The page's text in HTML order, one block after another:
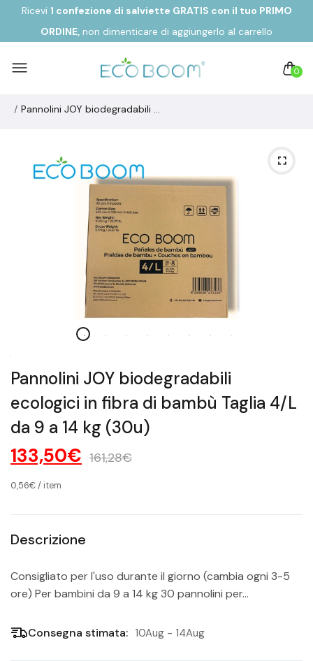
Ricevi 1 confezione di salviette GRATIS con il tuo PRIMO
ORDINE, non dimenticare di aggiungerlo al carrello
0
Pannolini JOY biodegradabili ecologici in fibra di bambù Taglia 4/L da 9 a 14 kg (30u)
Pannolini JOY biodegradabili
ecologici in fibra di bambù Taglia 4/L
da 9 a 14 kg (30u)
133,50€ 161,28€
0,56€/ item
Descrizione
Consigliato per l'uso durante il giorno (cambia ogni 3-5
ore) Per bambini da 9 a 14 kg 30 pannolini per...
Consegna stimata: 10Aug - 14Aug